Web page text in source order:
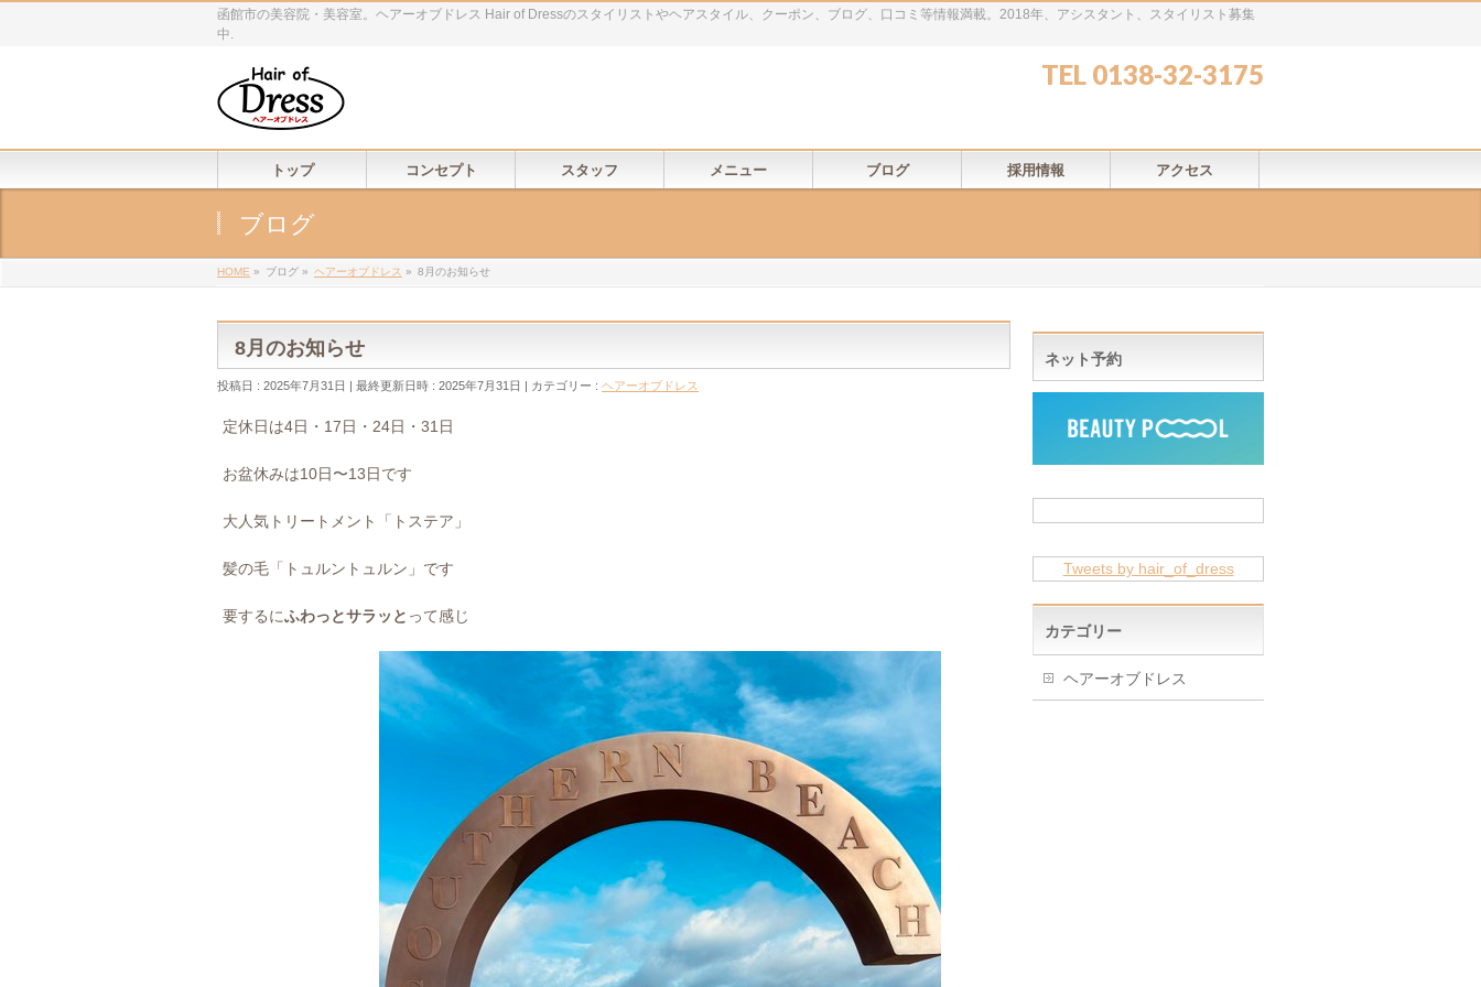
函館市の美容院・美容室。ヘアーオブドレス Hair of Dressのスタイリストやヘアスタイル、クーポン、ブログ、口コミ等情報満載。2018年、アシスタント、スタイリスト募集
中.
TEL 0138-32-3175
トップ コンセプト スタッフ メニュー ブログ 採用情報 アクセス
ブログ
HOME » ブログ » ヘアーオブドレス » 8月のお知らせ
8月のお知らせ
投稿日 : 2025年7月31日 最終更新日時 : 2025年7月31日 カテゴリー : ヘアーオブドレス
定休日は4日・17日・24日・31日
お盆休みは10日〜13日です
大人気トリートメント「トステア」
髪の毛「トュルントュルン」です
要するにふわっとサラッと って感じ
ネット予約
Tweets by hair_of_dress
カテゴリー
ヘアーオブドレス